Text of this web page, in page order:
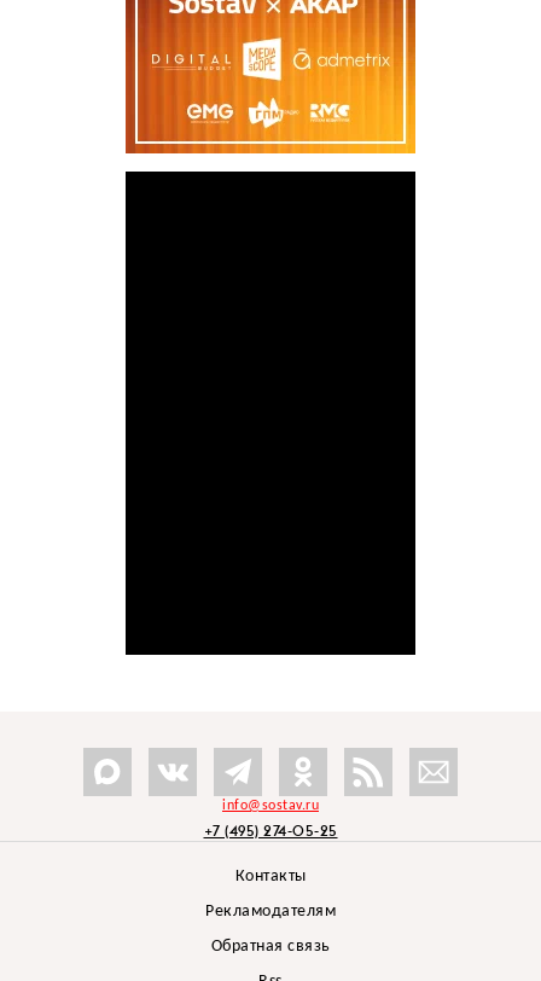
info@sostav.ru
+7 (495) 274-05-25
Контакты
Рекламодателям
Обратная связь